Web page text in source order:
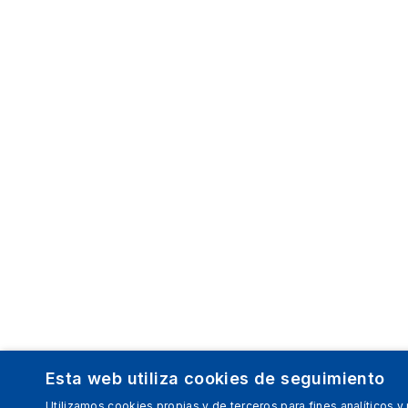
Esta web utiliza cookies de seguimiento